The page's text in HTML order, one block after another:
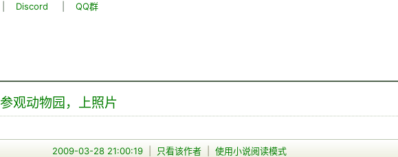
Discord QQ群
参观动物园，上照片
2009-03-28 21:00:19 只看该作者 使用小说阅读模式